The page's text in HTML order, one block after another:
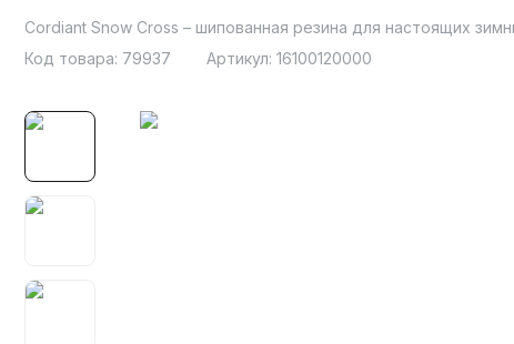
Код товара: 79937 Артикул: 16100120000